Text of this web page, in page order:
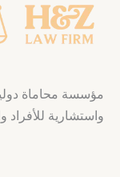
مؤسسة محاماة
واستشارية